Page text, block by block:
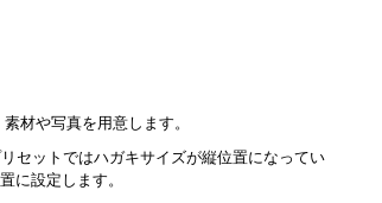
材や写真を用意します。
セットではハガキサイズが縦位置になってい
に設定します。